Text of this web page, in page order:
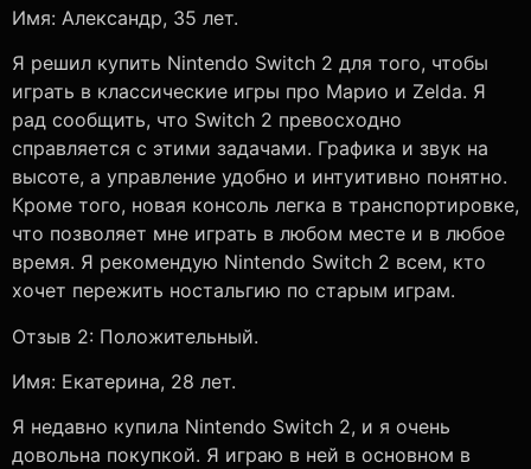
Имя: Александр, 35 лет.
Я решил купить Nintendo Switch 2 для того, чтобы
играть в классические игры про Марио и Zelda. Я
рад сообщить, что Switch 2 превосходно
справляется с этими задачами. Графика и звук на
высоте, а управление удобно и интуитивно понятно.
Кроме того, новая консоль легка в транспортировке,
что позволяет мне играть в любом месте и в любое
время. Я рекомендую Nintendo Switch 2 всем, кто
хочет пережить ностальгию по старым играм.
Отзыв 2: Положительный.
Имя: Екатерина, 28 лет.
Я недавно купила Nintendo Switch 2, и я очень
довольна покупкой. Я играю в ней в основном в